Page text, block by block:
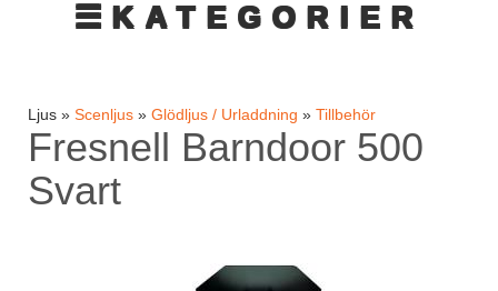
☰KATEGORIER
Ljus » Scenljus » Glödljus / Urladdning » Tillbehör
Fresnell Barndoor 500
Svart